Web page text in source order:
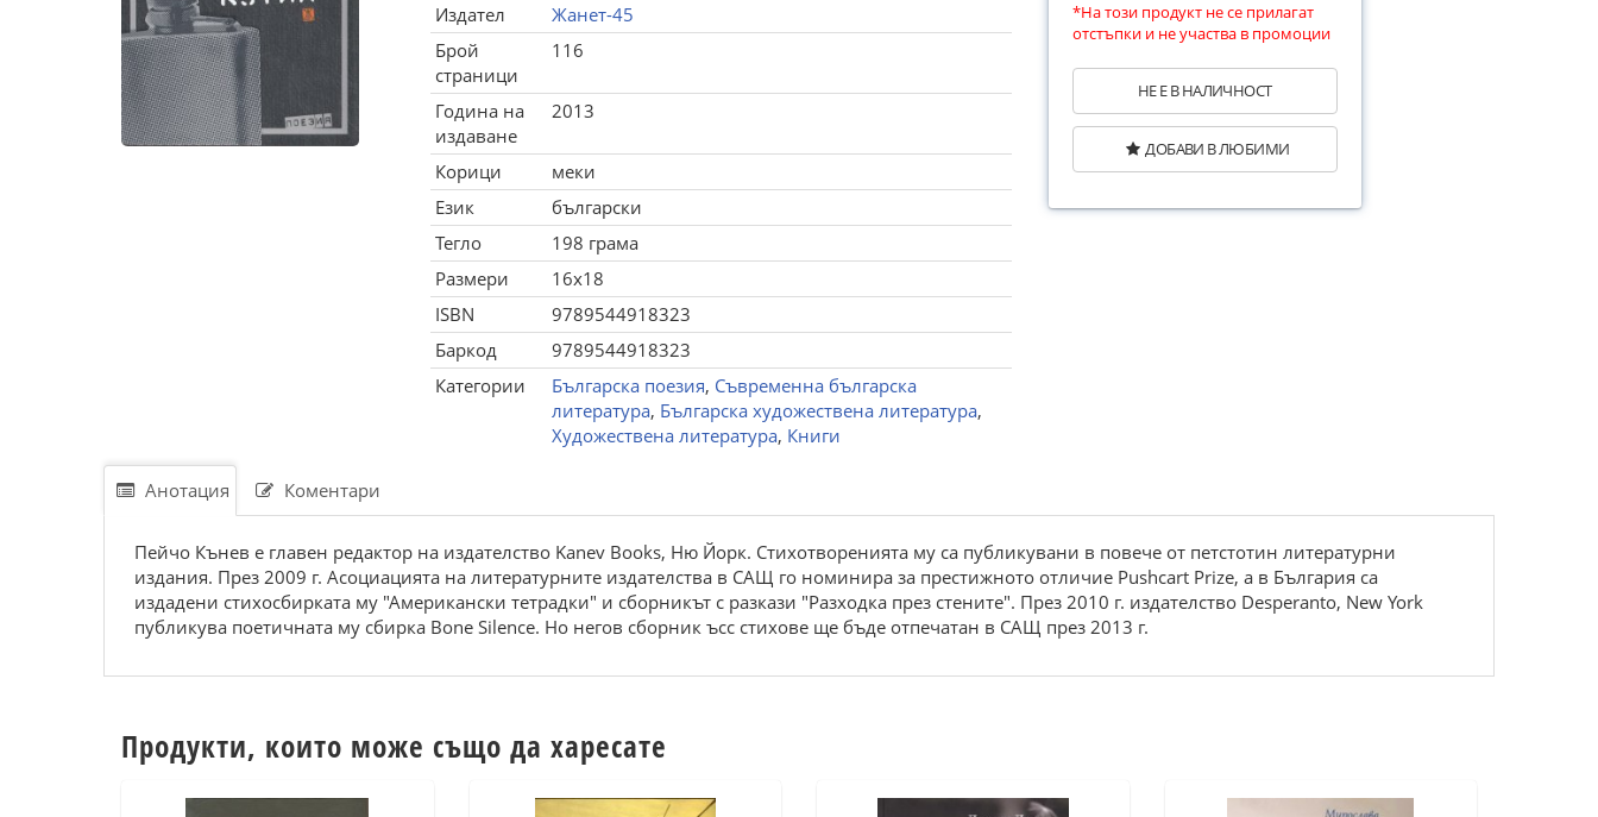
Издател
Жанет-45
Брой
страници
116
Година на
издаване
2013
Корици
меки
Език
български
Тегло
198 грама
Размери
16x18
ISBN
9789544918323
Баркод
9789544918323
Категории
Българска поезия, Съвременна българска
литература, Българска художествена литература,
Художествена литература, Книги
*На този продукт не се прилагат
отстъпки и не участва в промоции
НЕ Е В НАЛИЧНОСТ
ДОБАВИ В ЛЮБИМИ
Анотация Коментари
Пейчо Кънев е главен редактор на издателство Kanev Books, Ню Йорк. Стихотворенията му са публикувани в повече от петстотин литературни
издания. През 2009 г. Асоциацията на литературните издателства в САЩ го номинира за престижното отличие Pushcart Prize, а в България са
издадени стихосбирката му "Американски тетрадки" и сборникът с разкази "Разходка през стените". През 2010 г. издателство Desperanto, New York
публикува поетичната му сбирка Bone Silence. Но негов сборник ъсс стихове ще бъде отпечатан в САЩ през 2013 г.
Продукти, които може също да харесате